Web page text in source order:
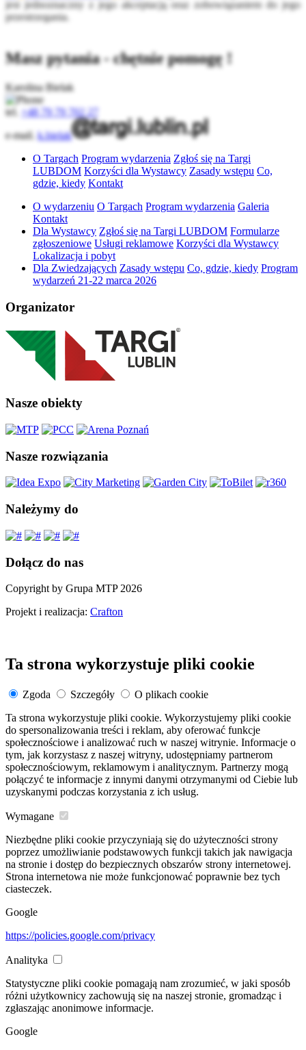
jest jednoznaczny z jego akceptacją oraz zobowiązaniem do jego
przestrzegania.
Masz pytania - chętnie pomogę !
Karolina Bielak
tel.
+48 79 79 702 27
e-mail.k.bielak
O Targach Program wydarzenia Zgłoś się na Targi
LUBDOM Korzyści dla Wystawcy Zasady wstępu Co,
gdzie, kiedy Kontakt
O wydarzeniu O Targach Program wydarzenia Galeria
Kontakt
Dla Wystawcy Zgłoś się na Targi LUBDOM Formularze
zgłoszeniowe Usługi reklamowe Korzyści dla Wystawcy
Lokalizacja i pobyt
Dla Zwiedzających Zasady wstępu Co, gdzie, kiedy Program
wydarzeń 21-22 marca 2026
Organizator
Nasze obiekty
Nasze rozwiązania
Należymy do
Dołącz do nas
Copyright by Grupa MTP 2026
Projekt i realizacja: Crafton
Ta strona wykorzystuje pliki cookie
Zgoda Szczegóły
O plikach cookie
Ta strona wykorzystuje pliki cookie. Wykorzystujemy pliki cookie
do spersonalizowania treści i reklam, aby oferować funkcje
społecznościowe i analizować ruch w naszej witrynie. Informacje o
tym, jak korzystasz z naszej witryny, udostępniamy partnerom
społecznościowym, reklamowym i analitycznym. Partnerzy mogą
połączyć te informacje z innymi danymi otrzymanymi od Ciebie lub
uzyskanymi podczas korzystania z ich usług.
Wymagane
Niezbędne pliki cookie przyczyniają się do użyteczności strony
poprzez umożliwianie podstawowych funkcji takich jak nawigacja
na stronie i dostęp do bezpiecznych obszarów strony internetowej.
Strona internetowa nie może funkcjonować poprawnie bez tych
ciasteczek.
Google
https://policies.google.com/privacy
Analityka
Statystyczne pliki cookie pomagają nam zrozumieć, w jaki sposób
różni użytkownicy zachowują się na naszej stronie, gromadząc i
zgłaszając anonimowe informacje.
Google